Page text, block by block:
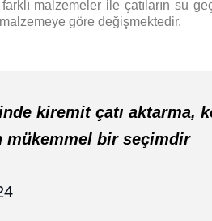
malzemeler ile çatıların su
göre değişmektedir.
kiremit çatı aktarma,
mükemmel bir seçimdir